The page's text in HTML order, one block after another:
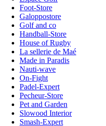
Foot-Store
Galoppostore
Golf and co
Handball-Store
House of Rugby
La sellerie de Maé
Made in Paradis
Nauti-wave
On-Fight
Padel-Expert
Pecheur-Store
Pet and Garden
Slowood Interior
Smash-Expert